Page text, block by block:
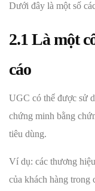
Dưới đây là một số
2.1 Là một
cáo
UGC có thể được sử
chứng minh bằng
tiêu dùng.
Ví dụ: các thương
của khách hàng trong